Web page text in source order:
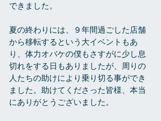
できました。
夏の終わりには、９年間過ごした店舗
から移転するという大イベントもあ
り、体力オバケの僕もさすがに少し息
切れをする日もありましたが、周りの
人たちの助けにより乗り切る事ができ
ました。助けてくださった皆様、本当
にありがとうございました。